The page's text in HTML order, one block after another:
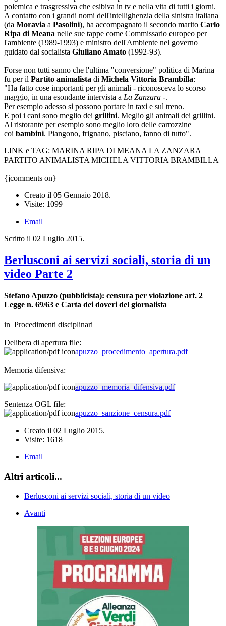
polemica e trasgressiva che esibiva in tv e nella vita di tutti i giorni.
A contatto con i grandi nomi dell'intellighenzia della sinistra italiana
(da Moravia a Pasolini), ha accompagnato il secondo marito Carlo
Ripa di Meana nelle sue tappe come Commissario europeo per
l'ambiente (1989-1993) e ministro dell'Ambiente nel governo
guidato dal socialista Giuliano Amato (1992-93).
Forse non tutti sanno che l'ultima "conversione" politica di Marina
fu per il Partito animalista di Michela Vittoria Brambilla:
"Ha fatto cose importanti per gli animali - riconosceva lo scorso
maggio, in una esondante intervista a La Zanzara -.
Per esempio adesso si possono portare in taxi e sul treno.
E poi i cani sono meglio dei grillini. Meglio gli animali dei grillini.
Al ristorante per esempio sono meglio loro delle carrozzine
coi bambini. Piangono, frignano, pisciano, fanno di tutto".
LINK e TAG: MARINA RIPA DI MEANA LA ZANZARA
PARTITO ANIMALISTA MICHELA VITTORIA BRAMBILLA
{jcomments on}
Creato il 05 Gennaio 2018.
Visite: 1099
Email
Scritto il 02 Luglio 2015.
Berlusconi ai servizi sociali, storia di un
video Parte 2
Stefano Apuzzo (pubblicista): censura per violazione art. 2
Legge n. 69/63 e Carta dei doveri del giornalista
in Procedimenti disciplinari
Delibera di apertura file:
apuzzo_procedimento_apertura.pdf
Memoria difensiva:
apuzzo_memoria_difensiva.pdf
Sentenza OGL file:
apuzzo_sanzione_censura.pdf
Creato il 02 Luglio 2015.
Visite: 1618
Email
Altri articoli...
Berlusconi ai servizi sociali, storia di un video
Avanti